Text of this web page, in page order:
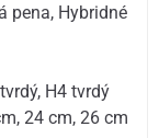
pena, Hybridné
, H4 tvrdý
,24 cm,26 cm